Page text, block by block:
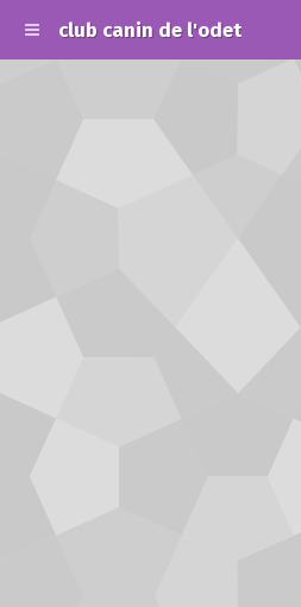
club canin de l'odet